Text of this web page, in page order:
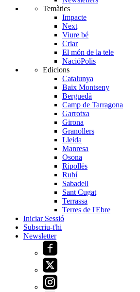
Temàtics
Impacte
Next
Viure bé
Criar
El món de la tele
NacióPolis
Edicions
Catalunya
Baix Montseny
Berguedà
Camp de Tarragona
Garrotxa
Girona
Granollers
Lleida
Manresa
Osona
Ripollès
Rubí
Sabadell
Sant Cugat
Terrassa
Terres de l'Ebre
Iniciar Sessió
Subscriu-t'hi
Newsletter